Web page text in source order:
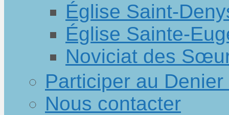
Église Saint-
Église Sainte-
Noviciat des
Participer au Denier
Nous contacter